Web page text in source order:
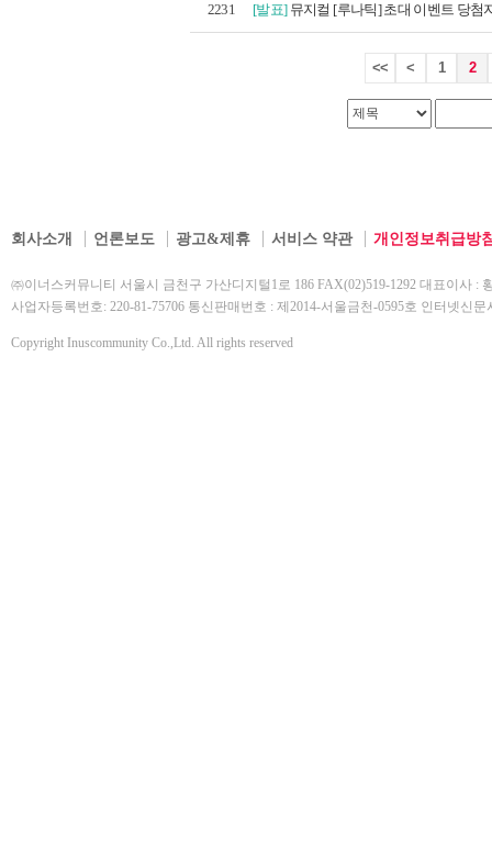
2231 [발표] 뮤지컬 [루나틱] 초대 이벤트 당첨
<< < 1 2